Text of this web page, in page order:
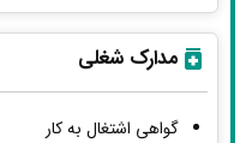
مدارک شغلی
گواهی اشتغال به کار